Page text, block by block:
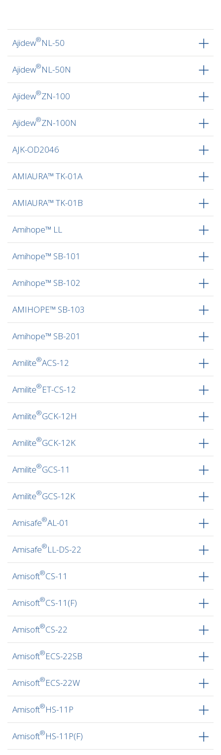
Ajidew®NL-50
Ajidew®NL-50N
Ajidew®ZN-100
Ajidew®ZN-100N
AJK-OD2046
AMIAURA™ TK-01A
AMIAURA™ TK-01B
Amihope™ LL
Amihope™ SB-101
Amihope™ SB-102
AMIHOPE™ SB-103
Amihope™ SB-201
Amilite®ACS-12
Amilite®ET-CS-12
Amilite®GCK-12H
Amilite®GCK-12K
Amilite®GCS-11
Amilite®GCS-12K
Amisafe®AL-01
Amisafe®LL-DS-22
Amisoft®CS-11
Amisoft®CS-11(F)
Amisoft®CS-22
Amisoft®ECS-22SB
Amisoft®ECS-22W
Amisoft®HS-11P
Amisoft®HS-11P(F)